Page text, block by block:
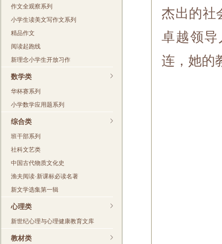
作文全观察系列
小学生读美文写作文系列
精品作文
阅读起跑线
新理念小学生开放习作
数学类
华杯赛系列
小学数学应用题系列
综合类
班干部系列
社科文艺类
中国古代物质文化史
渔夫阅读·新课标必读名著
新文学选集第一辑
心理类
新世纪心理与心理健康教育文库
教材类
杰出的社
卓越领
连，她的